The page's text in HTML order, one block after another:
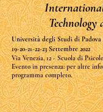
Technology
Università degli Studi di Padova
19-20-21-22-23Settembre 2022
Via Venezia, 12 - Scuola di
Evento in presenza: per altre
programma completo.